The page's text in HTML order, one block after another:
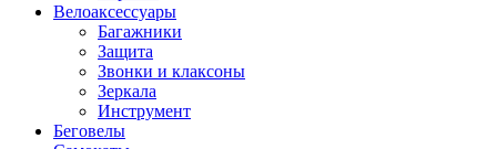
Велоаксессуары
Багажники
Защита
Звонки и клаксоны
Зеркала
Инструмент
Беговелы